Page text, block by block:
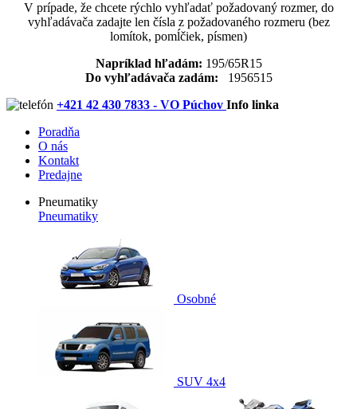
V prípade, že chcete rýchlo vyhľadať požadovaný rozmer, do
vyhľadávača zadajte len čísla z požadovaného rozmeru (bez
lomítok, pomĺčiek, písmen)
Napríklad hľadám: 195/65R15
Do vyhľadávača zadám: 1956515
+421 42 430 7833 - VO Púchov Info linka
Poradňa
O nás
Kontakt
Predajne
Pneumatiky
Pneumatiky
Osobné
SUV 4x4